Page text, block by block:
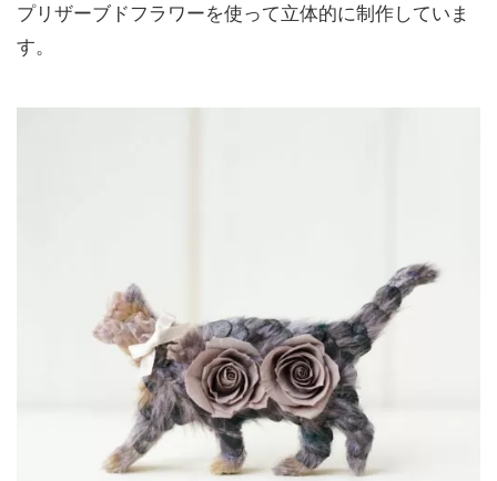
プリザーブドフラワーを使って立体的に制作していま
す。